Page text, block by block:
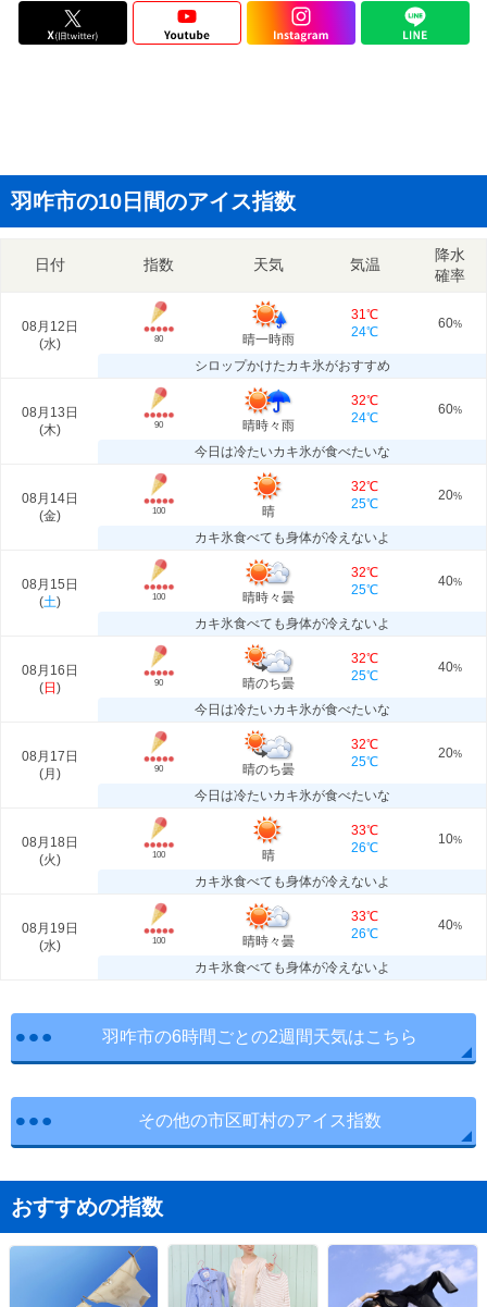
羽咋市の10日間のアイス指数
日付 指数 天気 気温
降水
確率
08月12日
(水) 80 晴一時雨
31℃
24℃
60%
シロップかけたカキ氷がおすすめ
08月13日
(木) 90 晴時々雨
32℃
24℃
60%
今日は冷たいカキ氷が食べたいな
08月14日
(金) 100 晴
32℃
25℃
20%
カキ氷食べても身体が冷えないよ
08月15日
(土) 100 晴時々曇
32℃
25℃
40%
カキ氷食べても身体が冷えないよ
08月16日
(日 ) 90 晴のち曇
32℃
25℃
40%
今日は冷たいカキ氷が食べたいな
08月17日
(月 ) 90 晴のち曇
32℃
25℃
20%
今日は冷たいカキ氷が食べたいな
08月18日
(火) 100 晴
33℃
26℃
10%
カキ氷食べても身体が冷えないよ
08月19日
(水) 100 晴時々曇
33℃
26℃
40%
カキ氷食べても身体が冷えないよ
羽咋市の6時間ごとの2週間天気はこちら
その他の市区町村のアイス指数
おすすめの指数